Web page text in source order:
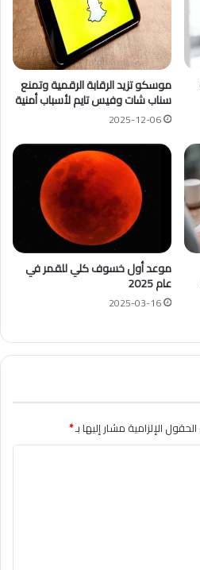
موسكو تزيد الرقابة الرقمية وتمنع
سناب شات وفيس تايم لأسباب أمنية
2025-12-06
موعد أول خسوف كلي للقمر في
عام 2025
2025-03-16
الحقول الإلزامية مشار إليها بـ*